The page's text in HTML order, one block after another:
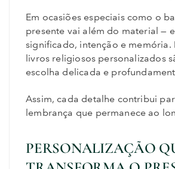
Em ocasiões especiais como o
presente vai além do material —
significado, intenção e memória.
livros religiosos personalizados
escolha delicada e
Assim, cada detalhe contribui
lembrança que permanece ao
PERSONALIZAÇÃO